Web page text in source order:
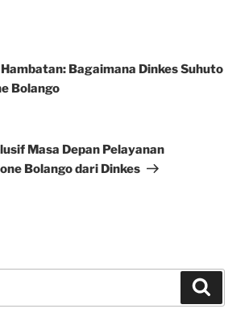
Bagaimana Dinkes Suhuto
Bolango
Masa Depan Pelayanan
Bolango dari Dinkes